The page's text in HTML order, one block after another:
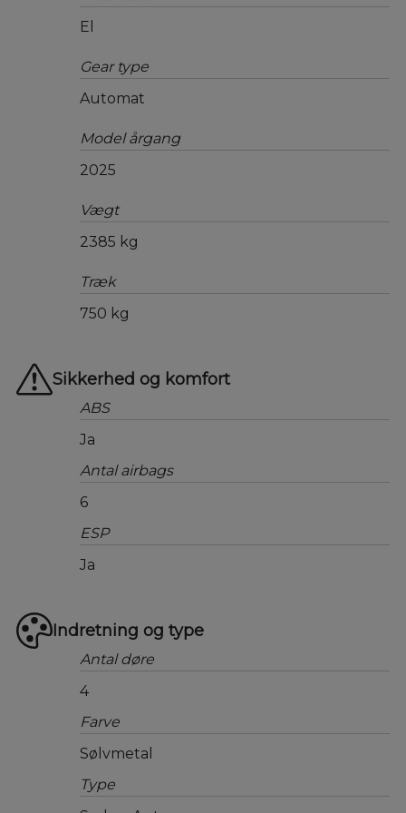
El
Gear type
Automat
Model årgang
2025
Vægt
2385 kg
Træk
750 kg
Sikkerhed og komfort
ABS
Ja
Antal airbags
6
ESP
Ja
Indretning og type
Antal døre
4
Farve
Sølvmetal
Type